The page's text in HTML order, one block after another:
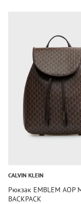
CALVIN KLEIN
Рюкзак EMBLEM AOP
BACKPACK